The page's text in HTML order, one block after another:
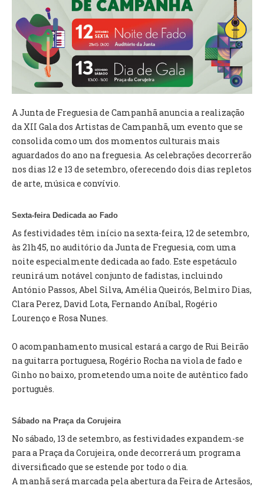
AUTARQUIA
CONSTITUIÇÃO
PRESIDENTE
EXECUTIVO E PELOUROS
ASSEMBLEIA DE FREGUESIA
GRAVAÇÕES DAS REUNIÕES PÚBLICAS DO EXECUTIVO
DOCUMENTOS
EDITAIS
REGULAMENTOS E TAXAS
PLANO E ORÇAMENTO
RELATÓRIO E CONTAS
INVENTÁRIO
RECRUTAMENTO PESSOAL
CÓDIGO DE CONDUTA
ORÇAMENTO COLABORATIVO
SUBVENÇÕES PÚBLICAS
SERVIÇOS
GERAIS
CANÍDEOS
CEMITÉRIO
RECENSEAMENTO ELEITORAL
ATESTADOS
A Junta de Freguesia de Campanhã anuncia a realização
da XII Gala dos Artistas de Campanhã, um evento que se
consolida como um dos momentos culturais mais
aguardados do ano na freguesia. As celebrações decorrerão
nos dias 12 e 13 de setembro, oferecendo dois dias repletos
de arte, música e convívio.
Sexta-feira Dedicada ao Fado
As festividades têm início na sexta-feira, 12 de setembro,
às 21h45, no auditório da Junta de Freguesia, com uma
noite especialmente dedicada ao fado. Este espetáculo
reunirá um notável conjunto de fadistas, incluindo
António Passos, Abel Silva, Amélia Queirós, Belmiro Dias,
Clara Perez, David Lota, Fernando Aníbal, Rogério
Lourenço e Rosa Nunes.
O acompanhamento musical estará a cargo de Rui Beirão
na guitarra portuguesa, Rogério Rocha na viola de fado e
Ginho no baixo, prometendo uma noite de autêntico fado
português.
Sábado na Praça da Corujeira
No sábado, 13 de setembro, as festividades expandem-se
para a Praça da Corujeira, onde decorrerá um programa
diversificado que se estende por todo o dia.
A manhã será marcada pela abertura da Feira de Artesãos,